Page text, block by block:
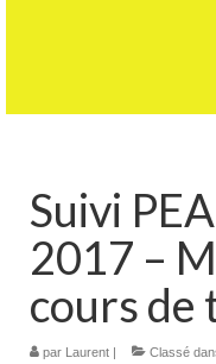
Suivi
2017 –
cours
par Laurent | Classé